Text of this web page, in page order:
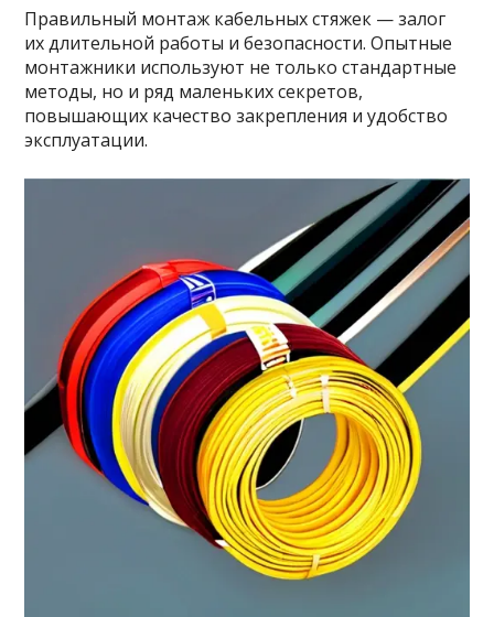
Правильный монтаж кабельных стяжек — залог
их длительной работы и безопасности. Опытные
монтажники используют не только стандартные
методы, но и ряд маленьких секретов,
повышающих качество закрепления и удобство
эксплуатации.